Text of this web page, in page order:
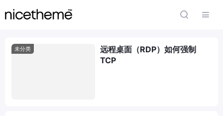
未分类
远程桌面（RDP）如何强制
TCP